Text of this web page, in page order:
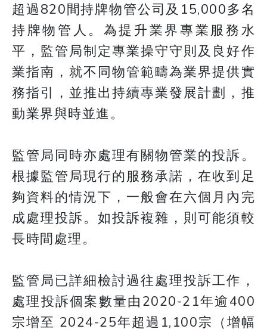
超過820間持牌物管公司及15,000多名
持牌物管人。為提升業界專業服務水
平，監管局制定專業操守守則及良好作
業指南，就不同物管範疇為業界提供實
務指引，並推出持續專業發展計劃，推
動業界與時並進。
監管局同時亦處理有關物管業的投訴。
根據監管局現行的服務承諾，在收到足
夠資料的情況下，一般會在六個月內完
成處理投訴。如投訴複雜，則可能須較
長時間處理。
監管局已詳細檢討過往處理投訴工作，
處理投訴個案數量由2020-21年逾400
宗增至 2024-25年超過1,100宗（增幅